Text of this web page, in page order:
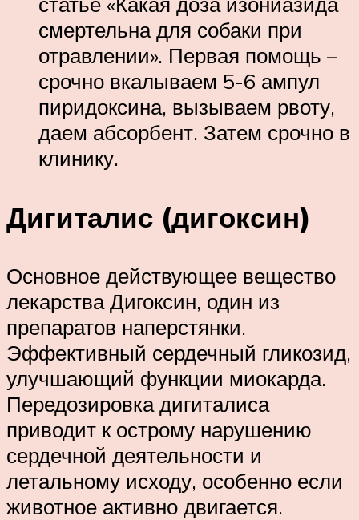
смертельна для собаки при
отравлении». Первая помощь –
срочно вкалываем 5-6 ампул
пиридоксина, вызываем рвоту,
даем абсорбент. Затем срочно в
клинику.
Дигиталис (дигоксин)
Основное действующее вещество
лекарства Дигоксин, один из
препаратов наперстянки.
Эффективный сердечный гликозид,
улучшающий функции миокарда.
Передозировка дигиталиса
приводит к острому нарушению
сердечной деятельности и
летальному исходу, особенно если
животное активно двигается.